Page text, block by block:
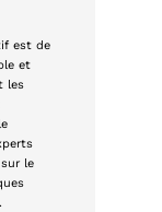
est de
et
les
le